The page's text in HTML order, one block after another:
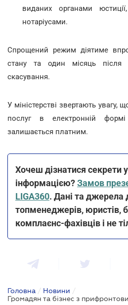
виданих органами
нотаріусами.
Спрощений режим діятиме
стану та один місяць після
скасування.
У міністерстві звертають увагу,
послуг в електронній
залишається платним.
Хочеш дізнатися секрети
інформацією?Замов
LIGA360. Дані та джерела
топменеджерів, юристів,
комплаєнс-фахівців і не
Головна / Новини /